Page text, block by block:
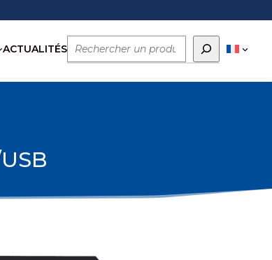
ACTUALITÉS
Rechercher